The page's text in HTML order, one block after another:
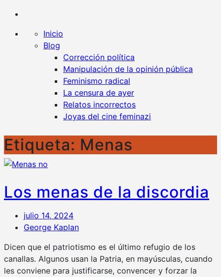
de censura
Inicio
Blog
Corrección política
Manipulación de la opinión pública
Feminismo radical
La censura de ayer
Relatos incorrectos
Joyas del cine feminazi
Etiqueta: Menas
Los menas de la discordia
julio 14, 2024
George Kaplan
Dicen que el patriotismo es el último refugio de los
canallas. Algunos usan la Patria, en mayúsculas, cuando
les conviene para justificarse, convencer y forzar la